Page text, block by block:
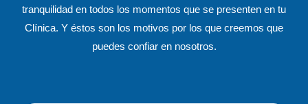
tranquilidad en todos los momentos que se presenten en tu
Clínica. Y éstos son los motivos por los que creemos que
puedes confiar en nosotros.